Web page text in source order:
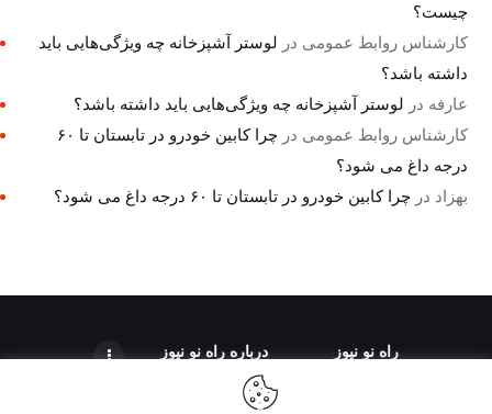
چیست؟
کارشناس روابط عمومی در لوستر آشپزخانه چه ویژگی‌هایی باید
داشته باشد؟
عارفه در لوستر آشپزخانه چه ویژگی‌هایی باید داشته باشد؟
کارشناس روابط عمومی در
چرا کابین خودرو در تابستان تا ۶۰
درجه داغ می شود؟
بهزاد درچرا کابین خودرو در تابستان تا ۶۰ درجه داغ می شود؟
راه نو نیوز درباره راه‌ نو نیوز